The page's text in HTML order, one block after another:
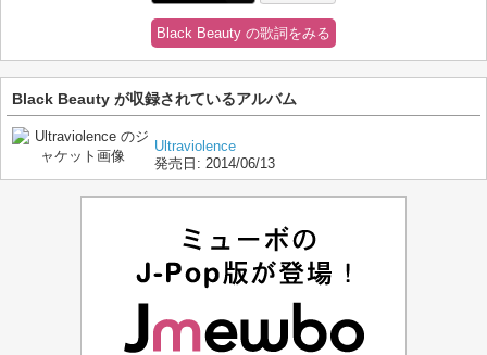
Black Beauty の歌詞をみる
Black Beauty が収録されているアルバム
Ultraviolence
発売日: 2014/06/13